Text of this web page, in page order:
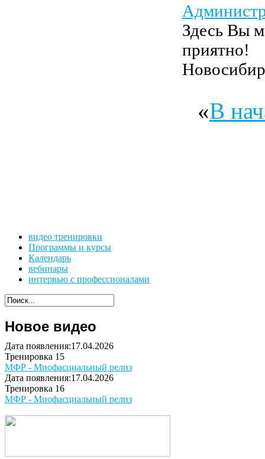
Здесь Вы
приятно!
«В
видео тренировки
Программы и курсы
Календарь
вебинары
интервью с профессионалами
Новое видео
Дата появления:17.04.2026
Тренировка 15
МФР - Миофасциальный релиз
Дата появления:17.04.2026
Тренировка 16
МФР - Миофасциальный релиз